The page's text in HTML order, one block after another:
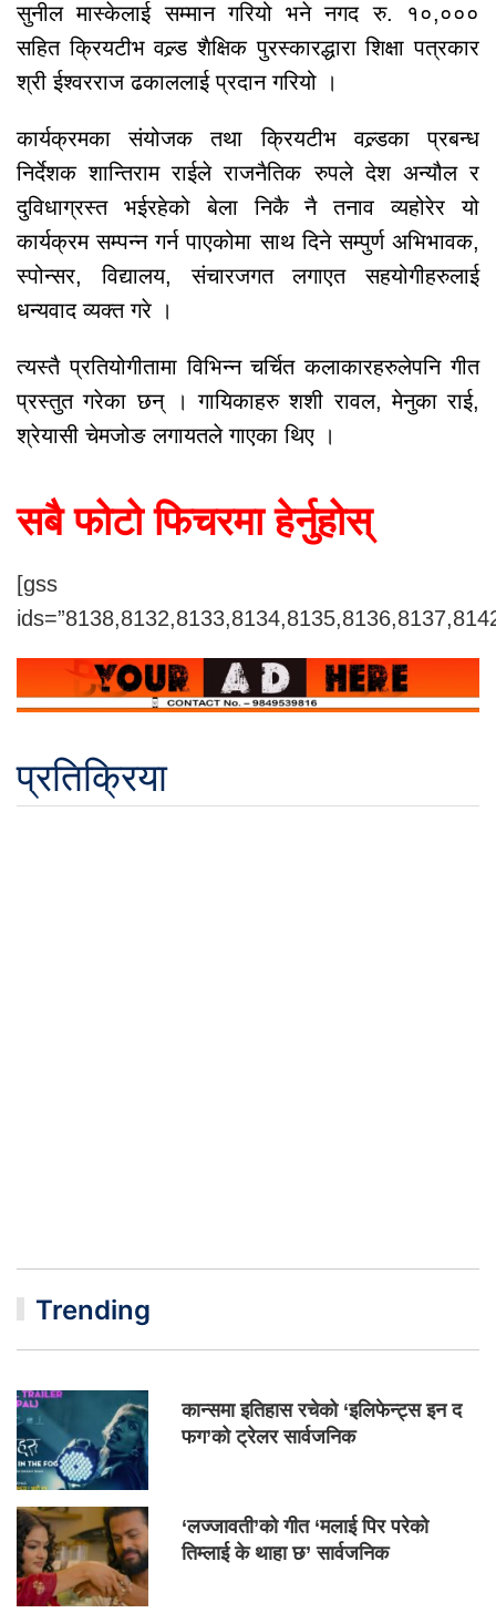
सुनील मास्केलाई सम्मान गरियो भने नगद रु. १०,०००
सहित क्रियटीभ वल्र्ड शैक्षिक पुरस्कारद्धारा शिक्षा पत्रकार
श्री ईश्वरराज ढकाललाई प्रदान गरियो ।
कार्यक्रमका संयोजक तथा क्रियटीभ वल्र्डका प्रबन्ध
निर्देशक शान्तिराम राईले राजनैतिक रुपले देश अन्यौल र
दुविधाग्रस्त भईरहेको बेला निकै नै तनाव व्यहोरेर यो
कार्यक्रम सम्पन्न गर्न पाएकोमा साथ दिने सम्पुर्ण अभिभावक,
स्पोन्सर, विद्यालय, संचारजगत लगाएत सहयोगीहरुलाई
धन्यवाद व्यक्त गरे ।
त्यस्तै प्रतियोगीतामा विभिन्न चर्चित कलाकारहरुलेपनि गीत
प्रस्तुत गरेका छन् । गायिकाहरु शशी रावल, मेनुका राई,
श्रेयासी चेमजोङ लगायतले गाएका थिए ।
सबै फोटो फिचरमा हेर्नुहोस्
[gss
प्रतिक्रिया
Trending
कान्समा इतिहास रचेको ‘इलिफेन्ट्स इन द
फग’को ट्रेलर सार्वजनिक
‘लज्जावती’को गीत ‘मलाई पिर परेको
तिम्लाई के थाहा छ’ सार्वजनिक